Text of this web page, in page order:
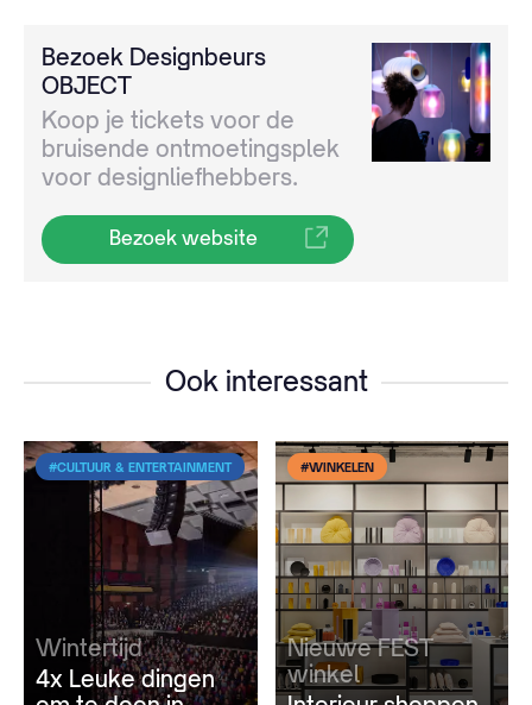
Bezoek Designbeurs
OBJECT
Koop je tickets voor de
bruisende ontmoetingsplek
voor designliefhebbers.
Bezoek website
Ook interessant
#CULTUUR & ENTERTAINMENT
Wintertijd
4x Leuke dingen
#WINKELEN
Nieuwe FEST
winkel